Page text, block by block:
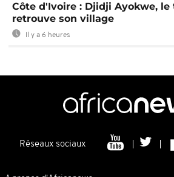
Côte d'Ivoire : Djidji Ayokwe,
retrouve son village
Il y a 6 heures
Réseaux sociaux